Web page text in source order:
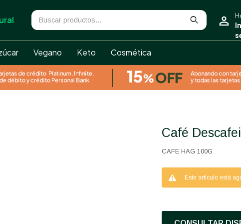
Vegano Keto Cosmética
Café
CAFE HAG 100G
Este artículo está